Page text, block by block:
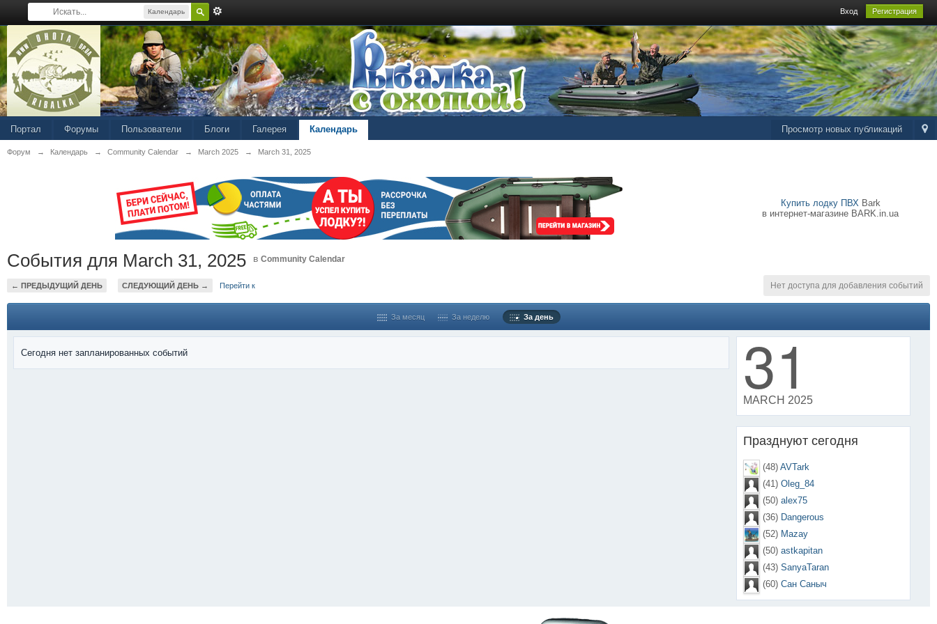
Календарь Вход Регистрация
Просмотр новых публикаций
Портал Форумы Пользователи Блоги Галерея Календарь
Форум → Календарь → Community Calendar → March 2025 → March 31, 2025
Купить лодку ПВХBark
в интернет-магазине BARK.in.ua
События для March 31, 2025 в Community Calendar
← ПРЕДЫДУЩИЙ ДЕНЬ СЛЕДУЮЩИЙ ДЕНЬ → Перейти к Нет доступа для добавления событий
За месяц За неделю За день
Сегодня нет запланированных событий 31
MARCH 2025
Празднуют сегодня
(48) AVTark
(41) Oleg_84
(50) alex75
(36) Dangerous
(52) Mazay
(50) astkapitan
(43) SanyaTaran
(60) Сан Саныч